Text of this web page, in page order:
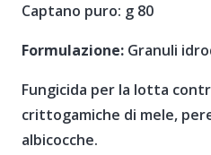
Captano puro: g 80
Formulazione: Granuli
Fungicida per la lotta
crittogamiche di mele,
albicocche.